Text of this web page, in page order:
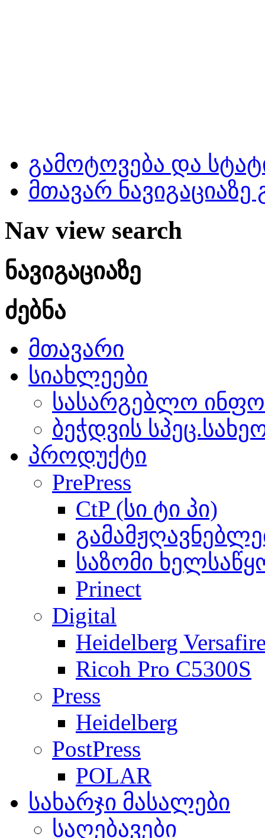
გამოტოვება და
მთავარ
Nav view search
ნავიგაციაზე
ძებნა
მთავარი
სიახლეები
სასარგებლო ინფო
ბეჭდვის
პროდუქტი
PrePress
CtP (სი ტი პი)
საზომი
Prinect
Digital
Heidelberg
Ricoh Pro C5300S
Press
Heidelberg
PostPress
POLAR
სახარჯი მასალები
საღებავები